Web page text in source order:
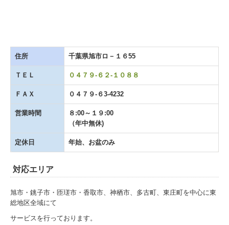
住所 千葉県旭市ロ－１６55
ＴＥＬ ０４７９- ６２- １０８８
ＦＡＸ ０４７９-６3-4232
営業時間
８:00～１９:00
（年中無休)
定休日 年始、お盆のみ
対応エリア
旭市・銚子市・匝瑳市・香取市、神栖市、多古町、東庄町を中心に東
総地区全域にて
サービスを行っております。